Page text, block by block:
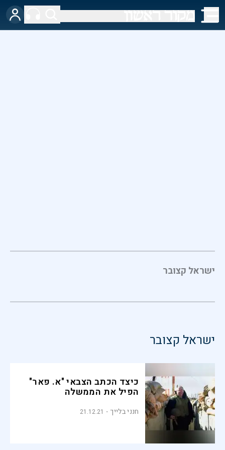
ישראל קצובר
ישראל קצובר
כיצד הכתב הצבאי "א. פאר"
הפיל את הממשלה
חנני בלייך 21.12.21